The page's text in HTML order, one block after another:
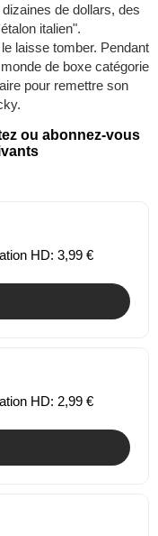
de dollars, des
italien".
laisse tomber. Pendant
de boxe catégorie
pour remettre son
ou abonnez-vous
HD: 3,99 €
HD: 2,99 €